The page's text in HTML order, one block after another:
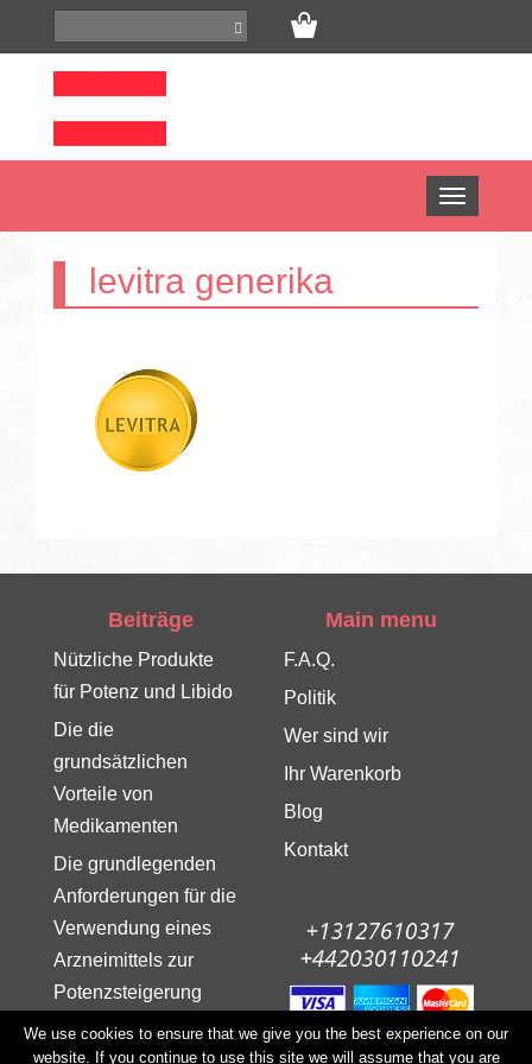
Open
menu
levitra generika
Beiträge
Nützliche Produkte
für Potenz und Libido
Die die
grundsätzlichen
Vorteile von
Medikamenten
Die grundlegenden
Anforderungen für die
Verwendung eines
Arzneimittels zur
Potenzsteigerung
Produkte, die die
Main menu
F.A.Q.
Politik
Wer sind wir
Ihr Warenkorb
Blog
Kontakt
© Copyright 2017 All rights
We use cookies to ensure that we give you the best experience on our
website. If you continue to use this site we will assume that you are